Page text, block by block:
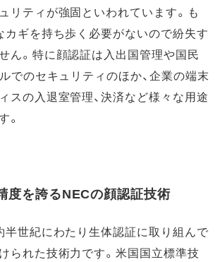
リティが強固といわれています。も
カギを持ち歩く必要がないので紛失す
ん。特に顔認証は入出国管理や国民
でのセキュリティのほか、企業の端末
スの入退室管理、決済など様々な用途
。
度を誇るNECの顔認証技術
半世紀にわたり生体認証に取り組んで
られた技術力です。米国国立標準技